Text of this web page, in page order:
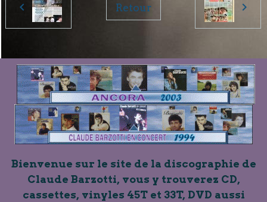
Retour
Bienvenue sur le site de la discographie de
Claude Barzotti, vous y trouverez CD,
cassettes, vinyles 45T et 33T, DVD aussi